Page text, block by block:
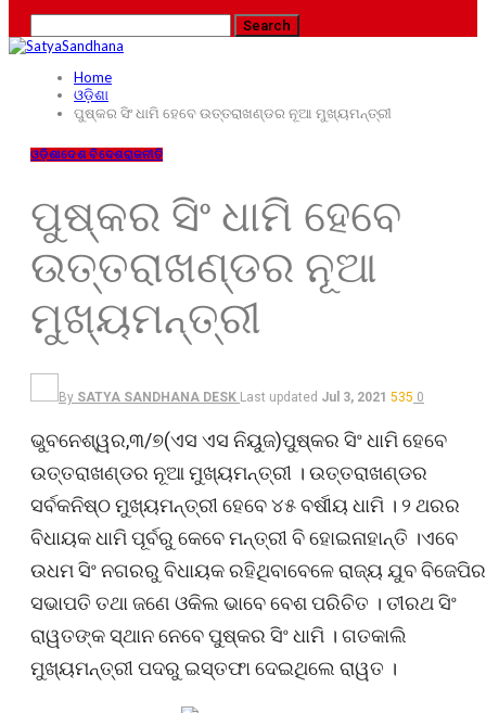
Home
ଓଡ଼ିଶା
ପୁଷ୍କର ସିଂ ଧାମି ହେବେ ଉତ୍ତରାଖଣ୍ଡର ନୂଆ ମୁଖ୍ୟମନ୍ତ୍ରୀ
ଓଡ଼ିଶାଦେଶ ବିଦେଶରାଜନୀତି
ପୁଷ୍କର ସିଂ ଧାମି ହେବେ
ଉତ୍ତରାଖଣ୍ଡର ନୂଆ
ମୁଖ୍ୟମନ୍ତ୍ରୀ
By SATYA SANDHANA DESK Last updated Jul 3, 2021 535 0
ଭୁବନେଶ୍ୱର,୩/୭(ଏସ ଏସ ନିୟୁଜ)ପୁଷ୍କର ସିଂ ଧାମି ହେବେ
ଉତ୍ତରାଖଣ୍ଡର ନୂଆ ମୁଖ୍ୟମନ୍ତ୍ରୀ । ଉତ୍ତରାଖଣ୍ଡର
ସର୍ବକନିଷ୍ଠ ମୁଖ୍ୟମନ୍ତ୍ରୀ ହେବେ ୪୫ ବର୍ଷୀୟ ଧାମି । ୨ ଥରର
ବିଧାୟକ ଧାମି ପୂର୍ବରୁ କେବେ ମନ୍ତ୍ରୀ ବି ହୋଇନାହାନ୍ତି ।ଏବେ
ଉଧମ ସିଂ ନଗରରୁ ବିଧାୟକ ରହିଥିବାବେଳେ ରାଜ୍ୟ ଯୁବ ବିଜେପିର
ସଭାପତି ତଥା ଜଣେ ଓକିଲ ଭାବେ ବେଶ ପରିଚିତ । ତୀରଥ ସିଂ
ରାୱତଙ୍କ ସ୍ଥାନ ନେବେ ପୁଷ୍କର ସିଂ ଧାମି । ଗତକାଲି
ମୁଖ୍ୟମନ୍ତ୍ରୀ ପଦରୁ ଇସ୍ତଫା ଦେଇଥିଲେ ରାୱତ ।